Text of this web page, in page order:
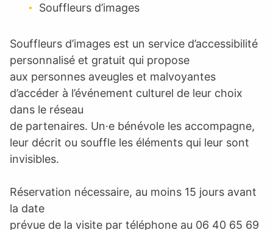
Souffleurs d’images
Souffleurs d’images est un service d’accessibilité
personnalisé et gratuit qui propose
aux personnes aveugles et malvoyantes
d’accéder à l’événement culturel de leur choix
dans le réseau
de partenaires. Un·e bénévole les accompagne,
leur décrit ou souffle les éléments qui leur sont
invisibles.
Réservation nécessaire, au moins 15 jours avant
la date
prévue de la visite par téléphone au 06 40 65 69